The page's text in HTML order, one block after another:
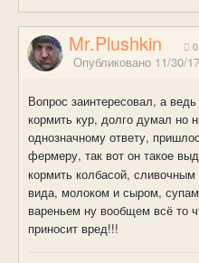
Mr.Plushkin 0
Опубликовано 11/30/
Вопрос заинтересовал, а
кормить кур, долго думал но
однозначному ответу,
фермеру, так вот он такое
кормить колбасой,
вида, молоком и сыром,
вареньем ну вообщем всё то
приносит вред!!!